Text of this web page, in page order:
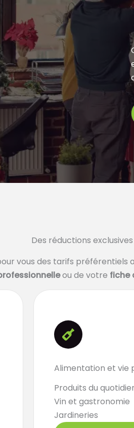
Des réductions
vous des tarifs
ou de votre fiche
Alimentation et vie
Produits du
Vin et gastronomie
Jardineries